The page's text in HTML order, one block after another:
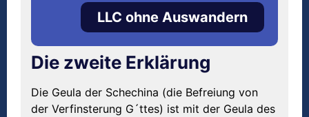
LLC ohne Auswandern
Die zweite Erklärung
Die Geula der Schechina (die Befreiung von
der Verfinsterung G´ttes) ist mit der Geula des